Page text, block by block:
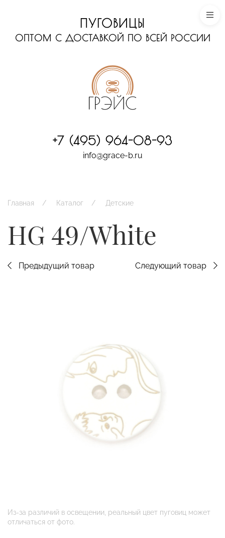
ПУГОВИЦЫ
ОПТОМ С ДОСТАВКОЙ ПО ВСЕЙ РОССИИ
+7 (495) 964-08-93
info@grace-b.ru
Главная Каталог Детские
HG 49/White
Предыдущий товар Следующий товар
Из-за различий в освещении, реальный цвет пуговиц может
отличаться от фото.